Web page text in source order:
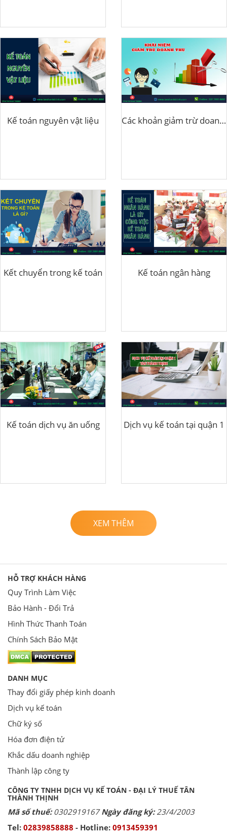
Kế toán nguyên vật liệu Các khoản giảm trừ doanh thu
Kết chuyển trong kế toán Kế toán ngân hàng
Kế toán dịch vụ ăn uống Dịch vụ kế toán tại quận 1
XEM THÊM
HỖ TRỢ KHÁCH HÀNG
Quy Trình Làm Việc
Bảo Hành - Đổi Trả
Hình Thức Thanh Toán
Chính Sách Bảo Mật
DANH MỤC
Thay đổi giấy phép kinh doanh
Dịch vụ kế toán
Chữ ký số
Hóa đơn điện tử
Khắc dấu doanh nghiệp
Thành lập công ty
CÔNG TY TNHH DỊCH VỤ KẾ TOÁN - ĐẠI LÝ THUẾ TÂN
THÀNH THỊNH
Mã số thuế:0302919167Ngày đăng ký:23/4/2003
Tel: 02839858888 - Hotline: 0913459391